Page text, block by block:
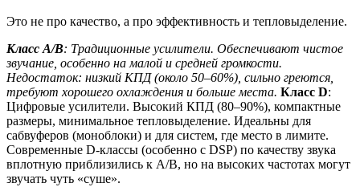
Это не про качество, а про эффективность и тепловыделение.
Класс A/B: Традиционные усилители. Обеспечивают чистое
звучание, особенно на малой и средней громкости.
Недостаток: низкий КПД (около 50–60%), сильно греются,
требуют хорошего охлаждения и больше места. Класс D:
Цифровые усилители. Высокий КПД (80–90%), компактные
размеры, минимальное тепловыделение. Идеальны для
сабвуферов (моноблоки) и для систем, где место в лимите.
Современные D-классы (особенно с DSP) по качеству звука
вплотную приблизились к A/B, но на высоких частотах могут
звучать чуть «суше».